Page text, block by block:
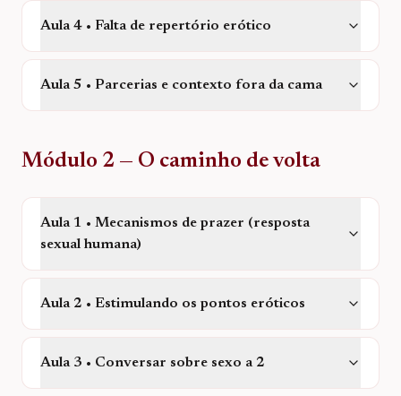
Aula 4 • Falta de repertório erótico
Aula 5 • Parcerias e contexto fora da cama
Módulo 2 — O caminho de volta
Aula 1 • Mecanismos de prazer (resposta
sexual humana)
Aula 2 • Estimulando os pontos eróticos
Aula 3 • Conversar sobre sexo a 2